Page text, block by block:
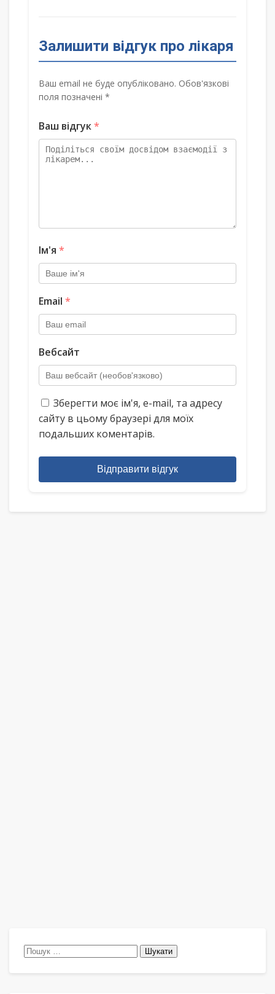
Залишити відгук про лікаря
Ваш email не буде опубліковано. Обов'язкові
поля позначені *
Ваш відгук*
Ім'я *
Email *
Вебсайт
Зберегти моє ім'я, e-mail, та адресу
сайту в цьому браузері для моїх
подальших коментарів.
Відправити відгук
Пошук: